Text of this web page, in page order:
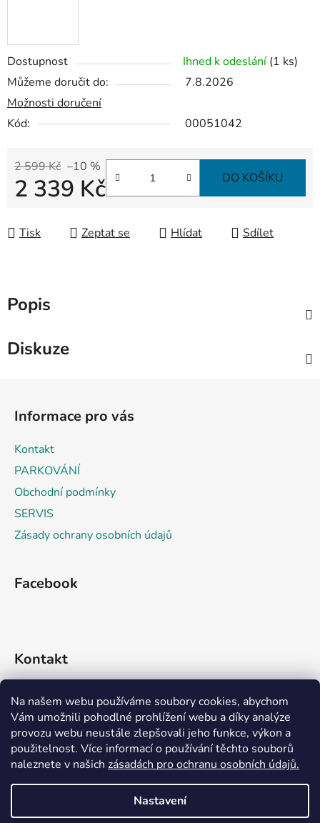
Na našem webu používáme soubory cookies, abychom
Vám umožnili pohodlné prohlížení webu a díky analýze
provozu webu neustále zlepšovali jeho funkce, výkon a
použitelnost. Více informací o používání těchto souborů
naleznete v našich zásadách pro ochranu osobních údajů.
Nastavení
Dostupnost Ihned k odeslání (1 ks)
Můžeme doručit do:
7.8.2026
Možnosti doručení
Kód:
00051042
2 599 Kč –10 %
2 339 Kč DO KOŠÍKU
Tisk Zeptat se Hlídat Sdílet
Popis
Diskuze
Informace pro vás
Kontakt
PARKOVÁNÍ
Obchodní podmínky
SERVIS
Zásady ochrany osobních údajů
Facebook
Kontakt
info@rideko.cz
+420 721 360 992